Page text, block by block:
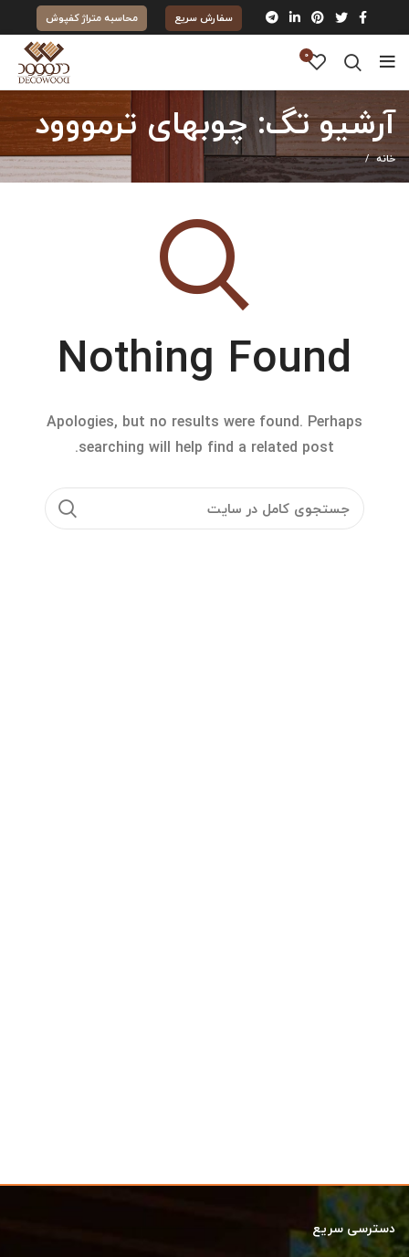
سفارش سریع محاسبه متراژ کفپوش
0
آرشیو تگ: چوبهای ترمووود
خانه
Nothing Found
Apologies, but no results were found. Perhaps
searching will help find a related post.
دسترسی سریع